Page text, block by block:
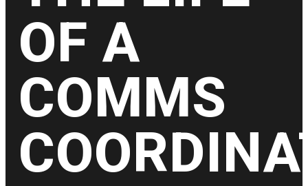
OF A
COMMS